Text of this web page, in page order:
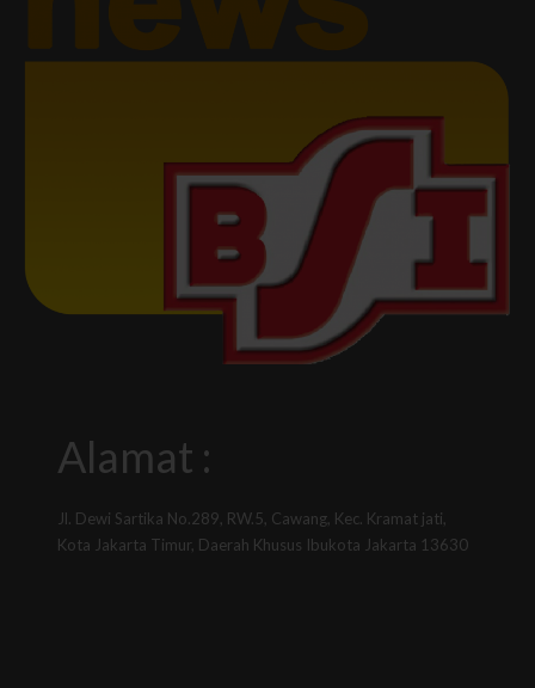
Alamat :
Jl. Dewi Sartika No.289, RW.5, Cawang, Kec. Kramat jati,
Kota Jakarta Timur, Daerah Khusus Ibukota Jakarta 13630